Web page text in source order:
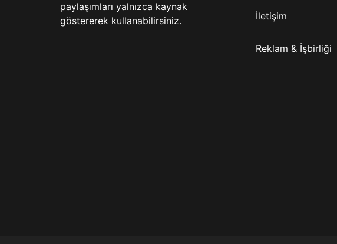
paylaşımları yalnızca kaynak
göstererek kullanabilirsiniz.
İletişim
Reklam & İşbirliği